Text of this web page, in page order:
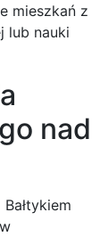
mieszkań z
lub nauki
nad